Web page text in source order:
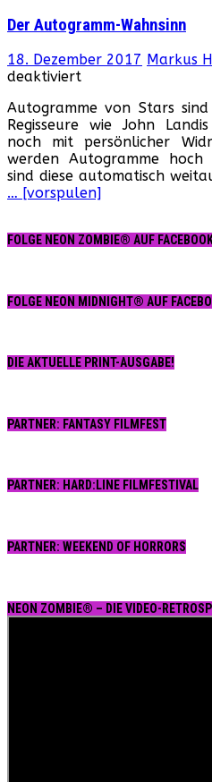
Der Autogramm-Wahnsinn
18. Dezember 2017 Markus
deaktiviertfür
Autogramm-
Wahnsinn
Autogramme von Stars
Regisseure wie John
noch mit persönlicher
werden Autogramme
sind diese automatisch
… [vorspulen]
FOLGE NEON ZOMBIE® AUF
FOLGE NEON MIDNIGHT® AUF
DIE AKTUELLE PRINT-AUSGABE!
PARTNER: FANTASY FILMFEST
PARTNER: HARD:LINE FILMFESTIVAL
PARTNER: WEEKEND OF HORRORS
NEON ZOMBIE® – DIE VIDEO-